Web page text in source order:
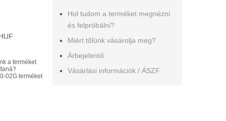
Hol tudom a terméket megnézni
és felpróbálni?
Miért tőlünk vásárolja meg?
Árbejelentő
Vásárlási információk / ÁSZF
a terméket
02G terméket